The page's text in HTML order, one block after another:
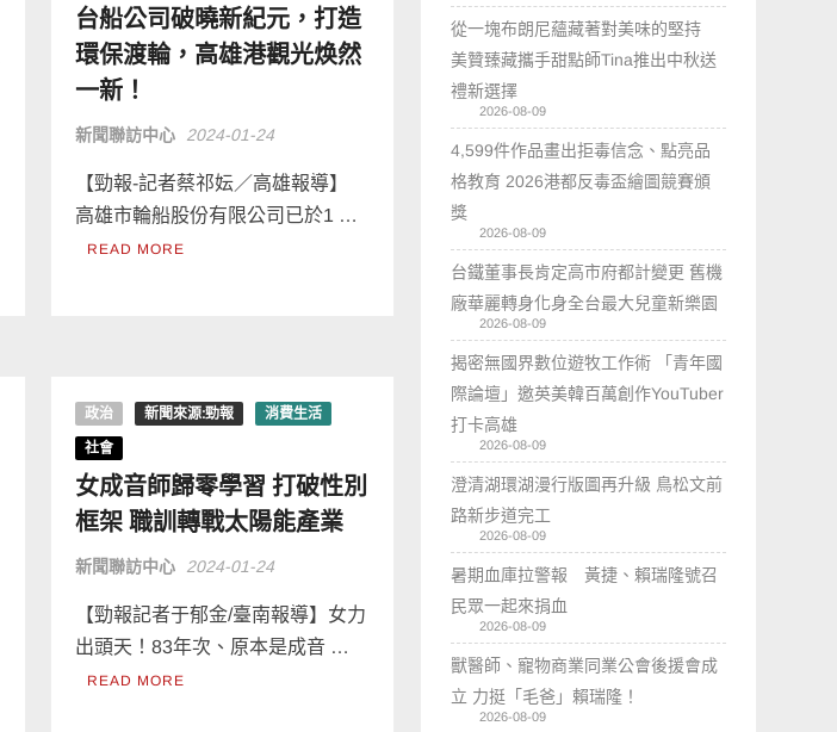
台船公司破曉新紀元，打造
環保渡輪，高雄港觀光焕然
一新！
新聞聯訪中心 2024-01-24
【勁報-記者蔡祁妘／高雄報導】
高雄市輪船股份有限公司已於1 …
READ MORE
政治 新聞來源:勁報 消費生活
社會
女成音師歸零學習 打破性別
框架 職訓轉戰太陽能產業
新聞聯訪中心 2024-01-24
【勁報記者于郁金/臺南報導】女力
出頭天！83年次、原本是成音 …
READ MORE
從一塊布朗尼蘊藏著對美味的堅持
美贊臻藏攜手甜點師Tina推出中秋送
禮新選擇
2026-08-09
4,599件作品畫出拒毒信念、點亮品
格教育 2026港都反毒盃繪圖競賽頒
獎
2026-08-09
台鐵董事長肯定高市府都計變更 舊機
廠華麗轉身化身全台最大兒童新樂園
2026-08-09
揭密無國界數位遊牧工作術 「青年國
際論壇」邀英美韓百萬創作YouTuber
打卡高雄
2026-08-09
澄清湖環湖漫行版圖再升級 鳥松文前
路新步道完工
2026-08-09
暑期血庫拉警報 黃捷、賴瑞隆號召
民眾一起來捐血
2026-08-09
獸醫師、寵物商業同業公會後援會成
立 力挺「毛爸」賴瑞隆！
2026-08-09